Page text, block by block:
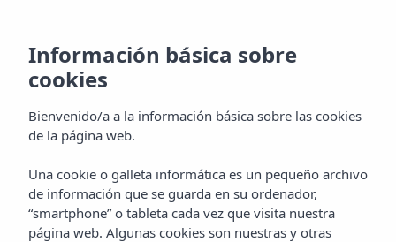
Información básica sobre
cookies
Bienvenido/a a la información básica sobre las cookies
de la página web.
Una cookie o galleta informática es un pequeño archivo
de información que se guarda en su ordenador,
“smartphone” o tableta cada vez que visita nuestra
página web. Algunas cookies son nuestras y otras